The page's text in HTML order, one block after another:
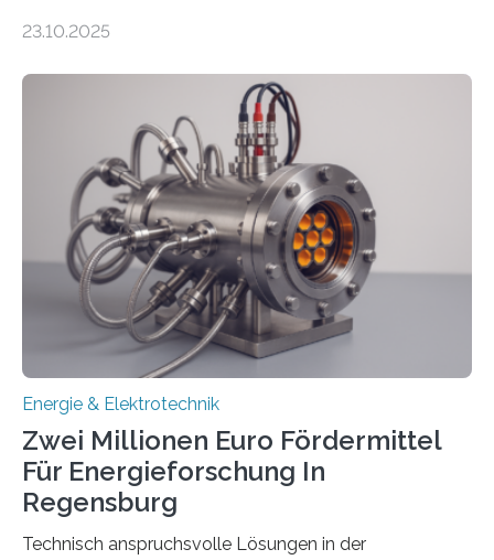
ermöglichen. Doch der dafür nötige Netzausbau hinkt
einem „Anschlussstau“. Die Stiftung
Umweltenergierecht hat den Rechtsrahmen in einem
neuen Bericht für die Praxis eingeordnet – inklusive der
Rolle von flexiblen Netzanschlussvereinbarungen. Der
Netzanschluss von Erneuerbare-Energien-Anlagen
(EE-Anlagen) ist entscheidend für die Energiewende.
Denn ohne Anschluss an das Netz kann kein Strom
eingespeist werden. Nach dem Erneuerbare-Energien-
Gesetz (EEG) sind Netzbetreiber…
23.10.2025
Energie & Elektrotechnik
Zwei Millionen Euro Fördermittel
Für Energieforschung In
Regensburg
Technisch anspruchsvolle Lösungen in der